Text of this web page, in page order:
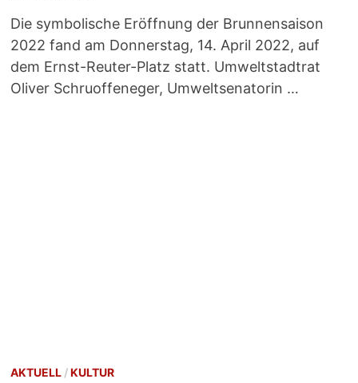
Die symbolische Eröffnung der Brunnensaison
2022 fand am Donnerstag, 14. April 2022, auf
dem Ernst-Reuter-Platz statt. Umweltstadtrat
Oliver Schruoffeneger, Umweltsenatorin …
AKTUELL/KULTUR